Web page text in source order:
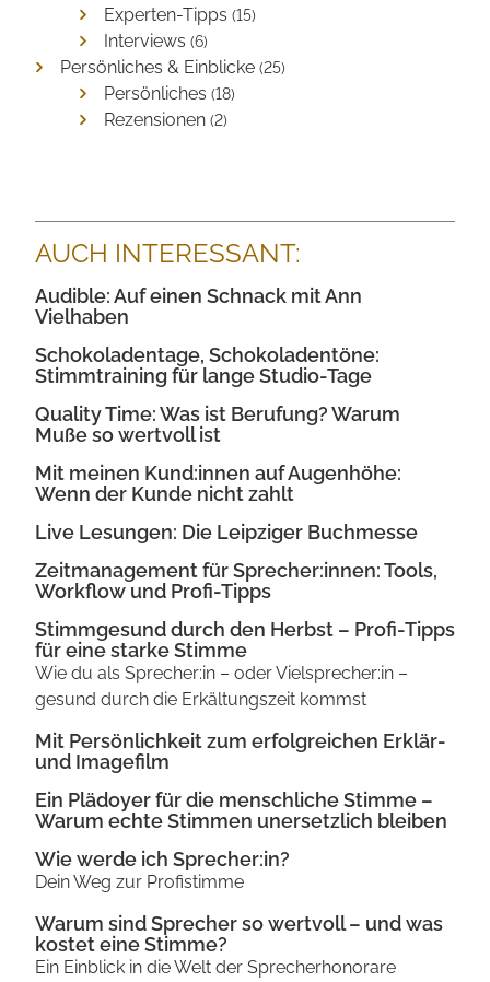
Experten-Tipps (15)
Interviews (6)
Persönliches & Einblicke (25)
Persönliches (18)
Rezensionen (2)
AUCH INTERESSANT:
Audible: Auf einen Schnack mit Ann
Vielhaben
Schokoladentage, Schokoladentöne:
Stimmtraining für lange Studio-Tage
Quality Time: Was ist Berufung? Warum
Muße so wertvoll ist
Mit meinen Kund:innen auf Augenhöhe:
Wenn der Kunde nicht zahlt
Live Lesungen: Die Leipziger Buchmesse
Zeitmanagement für Sprecher:innen: Tools,
Workflow und Profi-Tipps
Stimmgesund durch den Herbst – Profi-Tipps
für eine starke Stimme
Wie du als Sprecher:in – oder Vielsprecher:in –
gesund durch die Erkältungszeit kommst
Mit Persönlichkeit zum erfolgreichen Erklär-
und Imagefilm
Ein Plädoyer für die menschliche Stimme –
Warum echte Stimmen unersetzlich bleiben
Wie werde ich Sprecher:in?
Dein Weg zur Profistimme
Warum sind Sprecher so wertvoll – und was
kostet eine Stimme?
Ein Einblick in die Welt der Sprecherhonorare